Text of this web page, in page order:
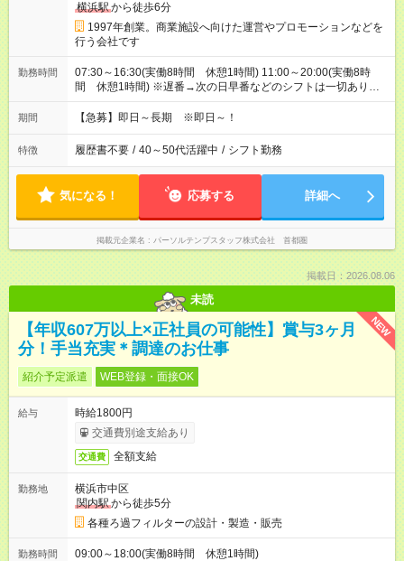
横浜駅から徒歩6分
1997年創業。商業施設へ向けた運営やプロモーションなどを
行う会社です
勤務時間
07:30～16:30(実働8時間 休憩1時間) 11:00～20:00(実働8時
間 休憩1時間) ※遅番→次の日早番などのシフトは一切ありま
せんのでご安心ください。
期間 【急募】即日～長期 ※即日～！
特徴 履歴書不要 / 40～50代活躍中 / シフト勤務
気になる！ 応募する 詳細へ
掲載元企業名 パーソルテンプスタッフ株式会社 首都圏
掲載日：2026.08.06
未読
NEW
【年収607万以上×正社員の可能性】賞与3ヶ月
分！手当充実＊調達のお仕事
紹介予定派遣 WEB登録・面接OK
給与
時給1800円
交通費別途支給あり
交通費 全額支給
勤務地
横浜市中区
関内駅から徒歩5分
各種ろ過フィルターの設計・製造・販売
勤務時間 09:00～18:00(実働8時間 休憩1時間)